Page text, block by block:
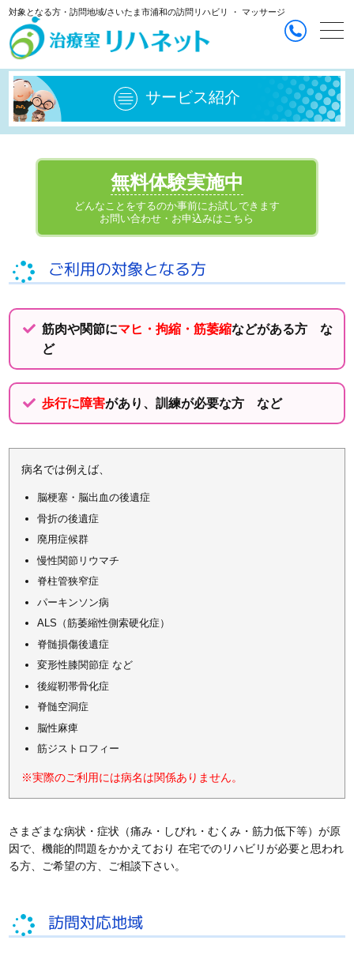
対象となる方・訪問地域/さいたま市浦和の訪問リハビリ ・ マッサージ
サービス紹介
無料体験実施中
どんなことをするのか事前にお試しできます
お問い合わせ・お申込みはこちら
ご利用の対象となる方
筋肉や関節にマヒ・拘縮・筋萎縮などがある方 な
ど
歩行に障害があり、訓練が必要な方 など
病名では例えば、
脳梗塞・脳出血の後遺症
骨折の後遺症
廃用症候群
慢性関節リウマチ
脊柱管狭窄症
パーキンソン病
ALS（筋萎縮性側索硬化症）
脊髄損傷後遺症
変形性膝関節症 など
後縦靭帯骨化症
脊髄空洞症
脳性麻痺
筋ジストロフィー
※実際のご利用には病名は関係ありません。
さまざまな病状・症状（痛み・しびれ・むくみ・筋力低下等）が原
因で、機能的問題をかかえており 在宅でのリハビリが必要と思われ
る方、ご希望の方、ご相談下さい。
訪問対応地域